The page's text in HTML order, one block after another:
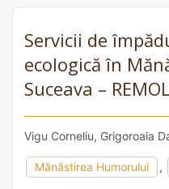
Servicii de
ecologică în
Suceava –
Vigu Corneliu, Grigoroaia
Mănăstirea Humorului ,